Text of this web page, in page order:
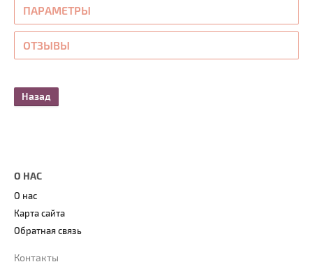
ПАРАМЕТРЫ
ОТЗЫВЫ
Назад
О НАС
О нас
Карта сайта
Обратная связь
Контакты